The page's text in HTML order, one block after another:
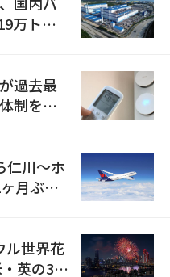
万トン
過去最
制を点
仁川〜ホ
月ぶり
ル世界花
英の3カ